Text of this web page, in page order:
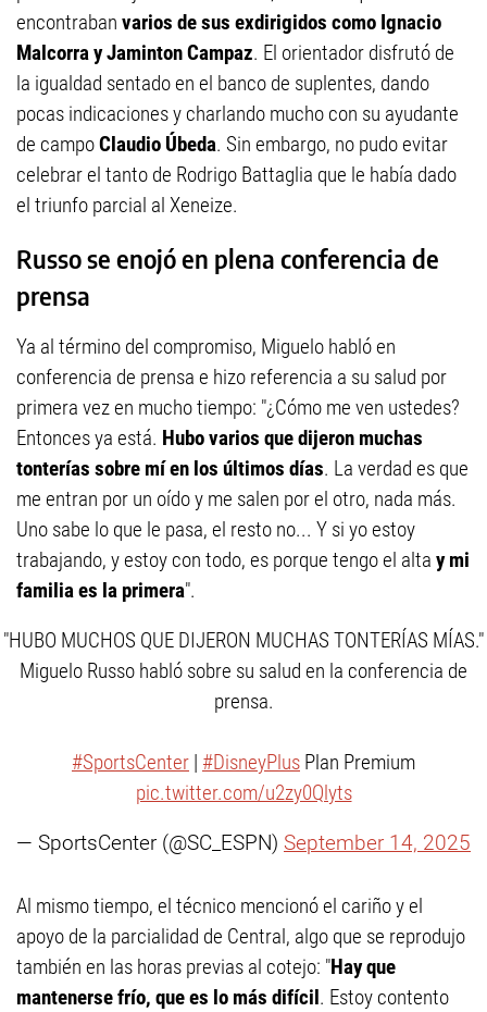
encontraban varios de sus exdirigidos como Ignacio
Malcorra y Jaminton Campaz. El orientador disfrutó de
la igualdad sentado en el banco de suplentes, dando
pocas indicaciones y charlando mucho con su ayudante
de campoClaudio Úbeda. Sin embargo, no pudo evitar
celebrar el tanto de Rodrigo Battaglia que le había dado
el triunfo parcial al Xeneize.
Russo se enojó en plena conferencia de
prensa
Ya al término del compromiso, Miguelo habló en
conferencia de prensa e hizo referencia a su salud por
primera vez en mucho tiempo: "¿Cómo me ven ustedes?
Entonces ya está. Hubo varios que dijeron muchas
tonterías sobre mí en los últimos días. La verdad es que
me entran por un oído y me salen por el otro, nada más.
Uno sabe lo que le pasa, el resto no... Y si yo estoy
trabajando, y estoy con todo, es porque tengo el alta y mi
familia es la primera".
"HUBO MUCHOS QUE DIJERON MUCHAS TONTERÍAS MÍAS."
Miguelo Russo habló sobre su salud en la conferencia de
prensa.
#SportsCenter | #DisneyPlus Plan Premium
pic.twitter.com/u2zy0Qlyts
— SportsCenter (@SC_ESPN) September 14, 2025
Al mismo tiempo, el técnico mencionó el cariño y el
apoyo de la parcialidad de Central, algo que se reprodujo
también en las horas previas al cotejo: "Hay que
mantenerse frío, que es lo más difícil. Estoy contento